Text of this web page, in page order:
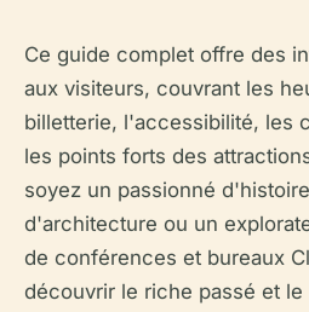
Ce guide complet offre des
aux visiteurs, couvrant les
billetterie, l'accessibilité, les
les points forts des
soyez un passionné
d'architecture ou un
de conférences et bureaux
découvrir le riche passé et